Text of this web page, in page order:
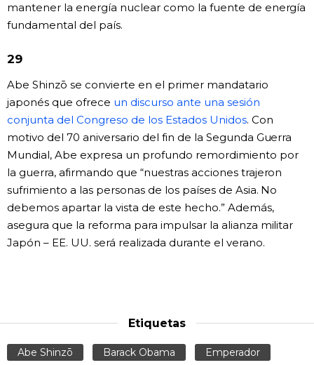
mantener la energía nuclear como la fuente de energía
fundamental del país.
29
Abe Shinzō se convierte en el primer mandatario
japonés que ofrece un discurso ante una sesión
conjunta del Congreso de los Estados Unidos. Con
motivo del 70 aniversario del fin de la Segunda Guerra
Mundial, Abe expresa un profundo remordimiento por
la guerra, afirmando que “nuestras acciones trajeron
sufrimiento a las personas de los países de Asia. No
debemos apartar la vista de este hecho.” Además,
asegura que la reforma para impulsar la alianza militar
Japón – EE. UU. será realizada durante el verano.
Etiquetas
Abe Shinzō Barack Obama
Emperador